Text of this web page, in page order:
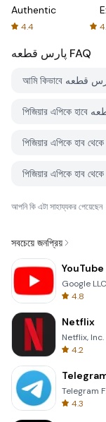
Authenticator
4.4
پارس قطعه FAQ
আপনি কি এটা সাহায্যকর পেয়েছেন
সবচেয়ে জনপ্রিয়
YouTube
Google LLC
4.8
Netflix
Netflix, Inc.
4.2
Telegram
4.3